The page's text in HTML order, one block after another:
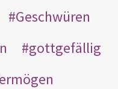
Geschwüren
gottgefällig